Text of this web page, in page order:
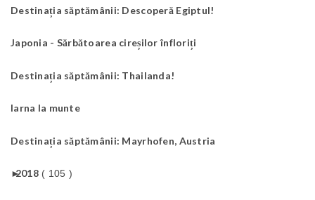
Destinația săptămânii: Descoperă Egiptul!
Japonia - Sărbătoarea cireșilor înfloriți
Destinația săptămânii: Thailanda!
Iarna la munte
Destinația săptămânii: Mayrhofen, Austria
►
2018 ( 105 )